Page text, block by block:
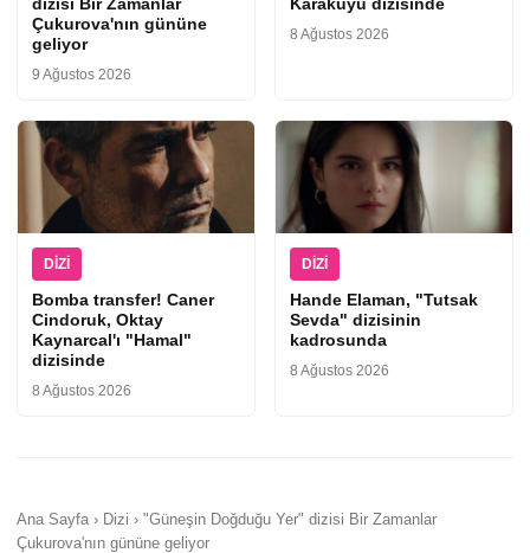
Çukurova'nın gününe
geliyor
9 Ağustos 2026
8 Ağustos 2026
DIZI
Bomba transfer! Caner
Cindoruk, Oktay
Kaynarcal'ı "Hamal"
dizisinde
8 Ağustos 2026
DIZI
Hande Elaman, "Tutsak
Sevda" dizisinin
kadrosunda
8 Ağustos 2026
Ana Sayfa › Dizi › "Güneşin Doğduğu Yer" dizisi Bir Zamanlar
Çukurova'nın gününe geliyor